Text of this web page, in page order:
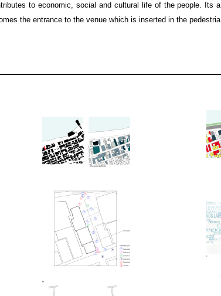
to economic, social and cultural life of the people. Its
the entrance to the venue which is inserted in the